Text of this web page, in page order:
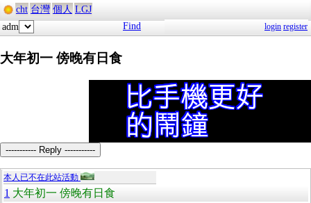
cht 台灣 個人 LGJ
adm
Find login register
大年初一 傍晚有日食
----------- Reply -----------
本人已不在此站活動
1 大年初一 傍晚有日食